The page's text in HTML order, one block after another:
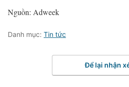
Nguồn: Adweek
Danh mục: Tin tức
Để lại nhận